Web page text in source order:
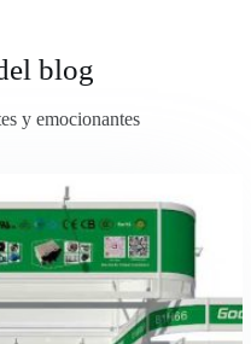
blog
y emocionantes